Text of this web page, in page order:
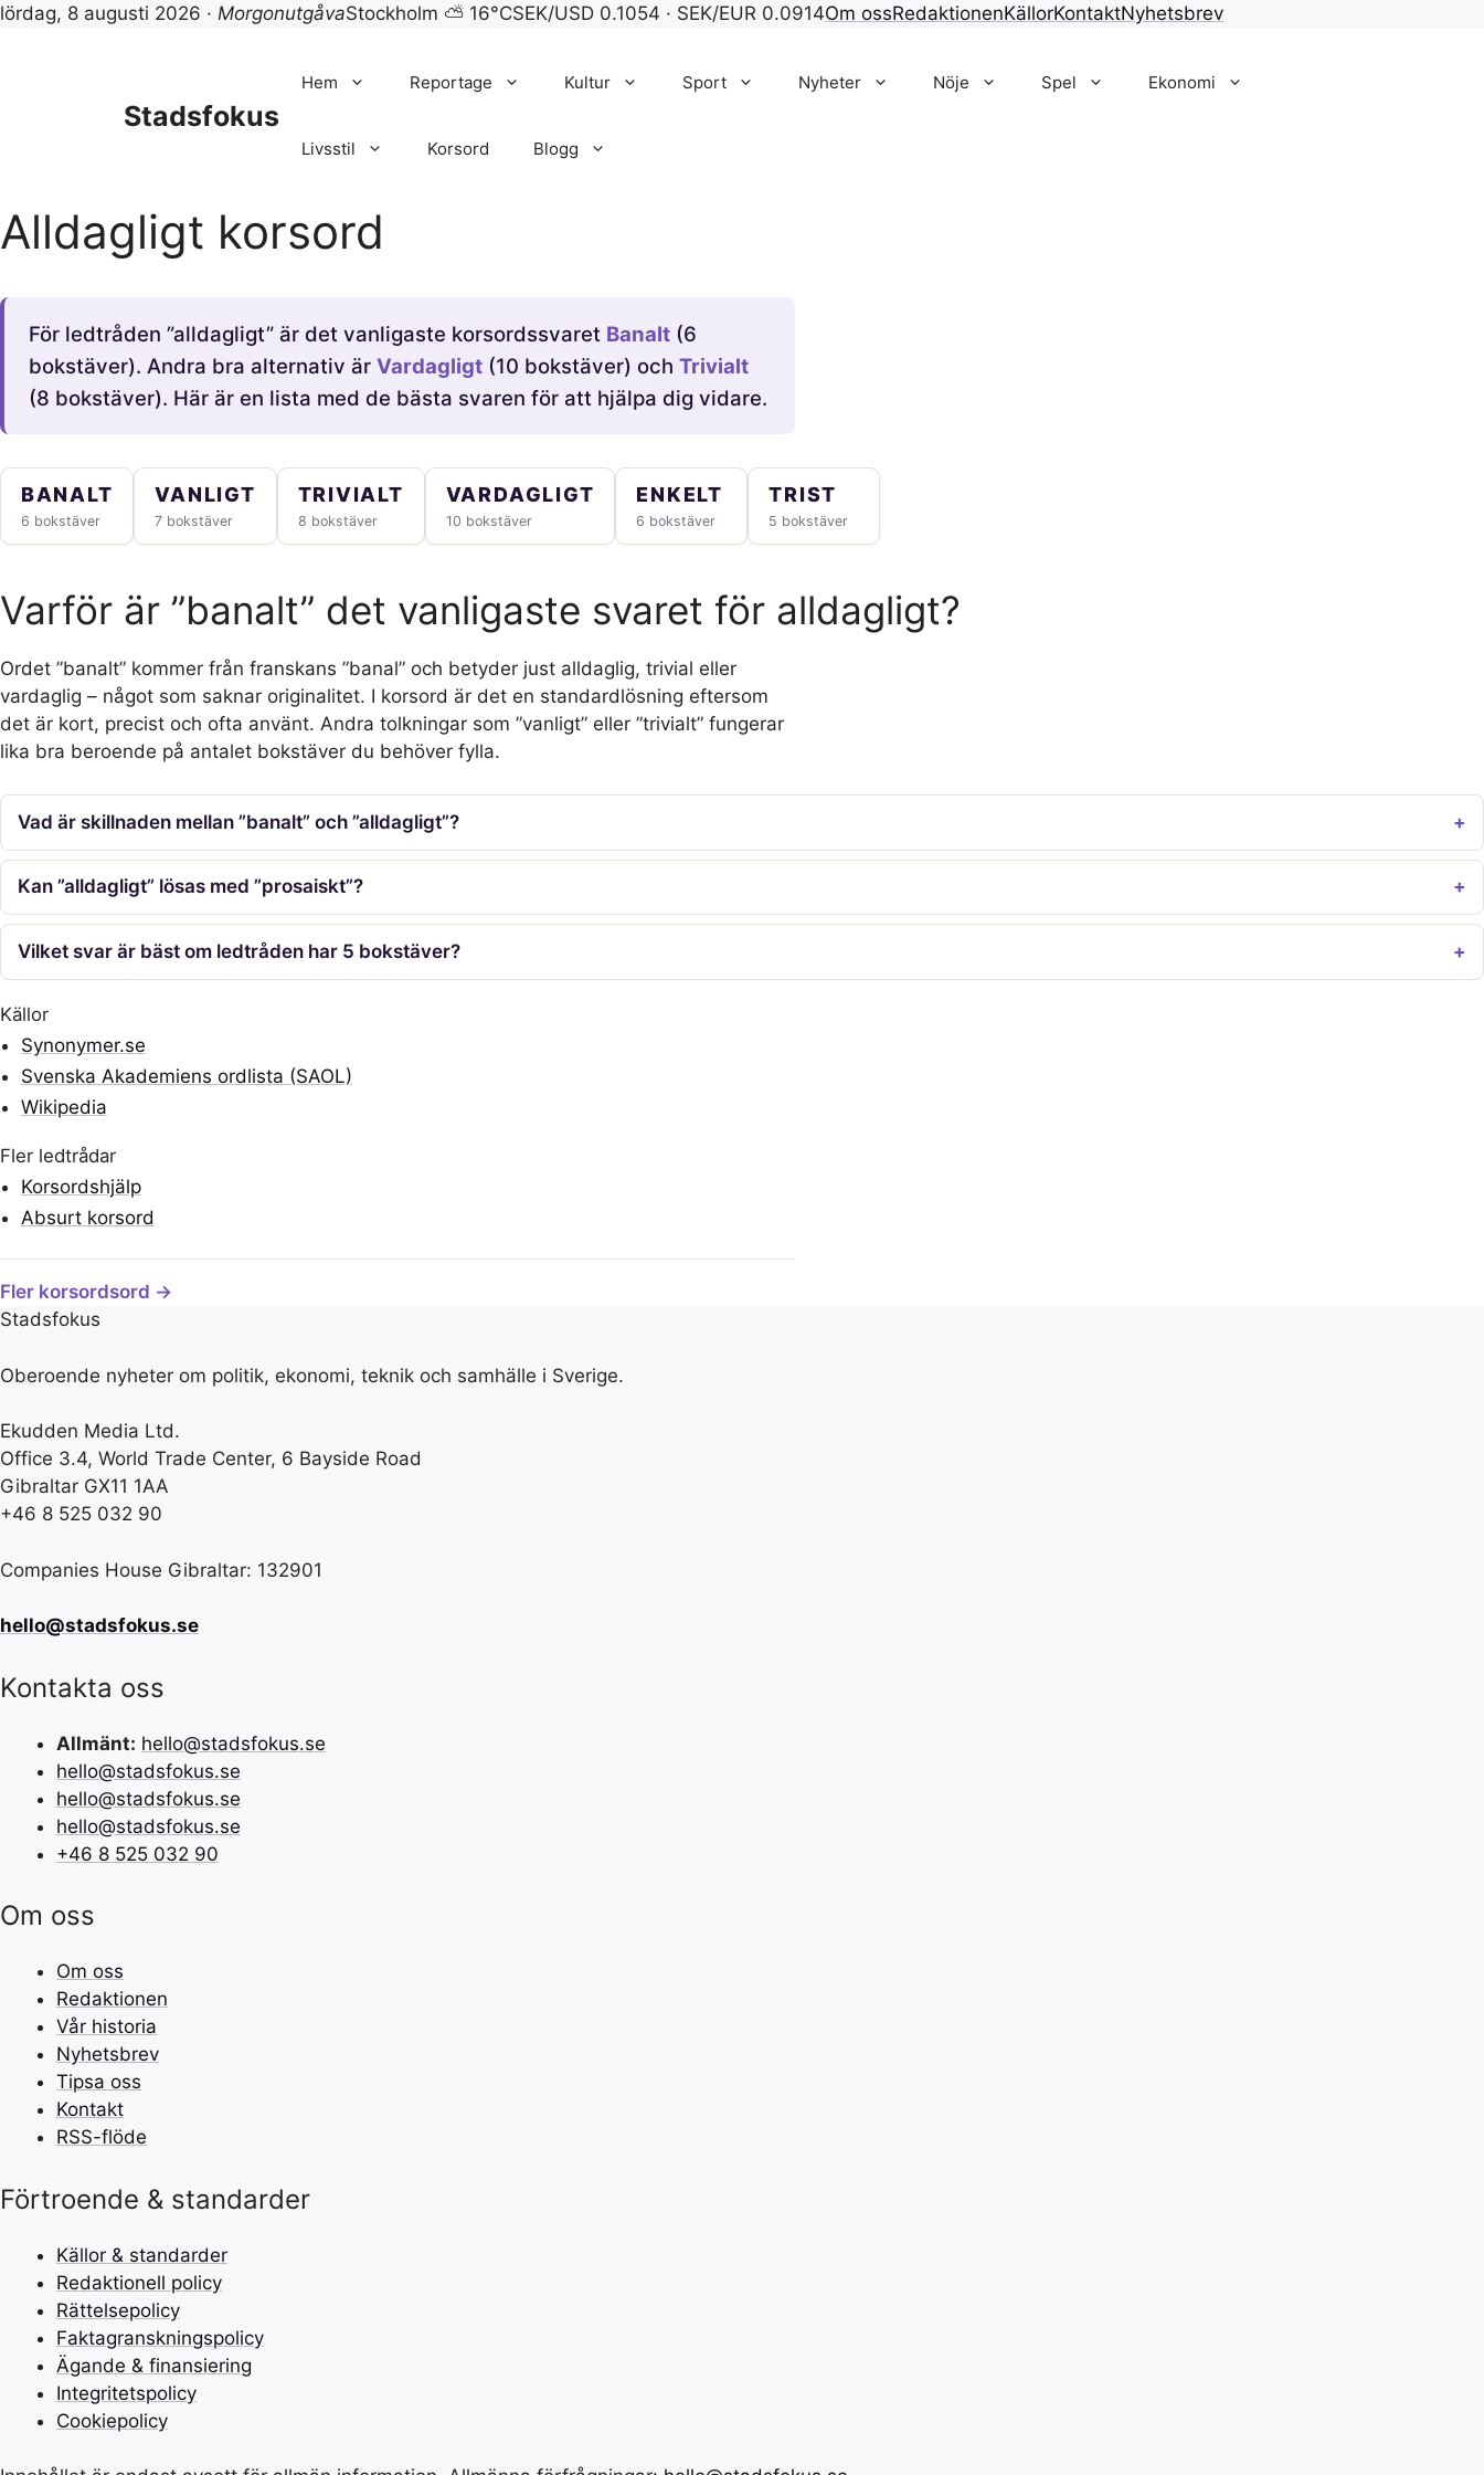
lördag, 8 augusti 2026 · MorgonutgåvaStockholm ⛅ 16°CSEK/USD 0.1054 · SEK/EUR 0.0914Om ossRedaktionenKällorKontaktNyhetsbrev
Stadsfokus
Hem Reportage Kultur Sport Nyheter Nöje Spel Ekonomi
Livsstil Korsord Blogg
Alldagligt korsord
För ledtråden ”alldagligt” är det vanligaste korsordssvaret Banalt (6
bokstäver). Andra bra alternativ ärVardagligt (10 bokstäver) ochTrivialt
(8 bokstäver). Här är en lista med de bästa svaren för att hjälpa dig vidare.
BANALT
6 bokstäver
VANLIGT
7 bokstäver
TRIVIALT
8 bokstäver
VARDAGLIGT
10 bokstäver
ENKELT
6 bokstäver
TRIST
5 bokstäver
Varför är ”banalt” det vanligaste svaret för alldagligt?
Ordet ”banalt” kommer från franskans ”banal” och betyder just alldaglig, trivial eller
vardaglig – något som saknar originalitet. I korsord är det en standardlösning eftersom
det är kort, precist och ofta använt. Andra tolkningar som ”vanligt” eller ”trivialt” fungerar
lika bra beroende på antalet bokstäver du behöver fylla.
Vad är skillnaden mellan ”banalt” och ”alldagligt”?
Kan ”alldagligt” lösas med ”prosaiskt”?
Vilket svar är bäst om ledtråden har 5 bokstäver?
Källor
Synonymer.se
Svenska Akademiens ordlista (SAOL)
Wikipedia
Fler ledtrådar
Korsordshjälp
Absurt korsord
Fler korsordsord →
Stadsfokus
Oberoende nyheter om politik, ekonomi, teknik och samhälle i Sverige.
Ekudden Media Ltd.
Office 3.4, World Trade Center, 6 Bayside Road
Gibraltar GX11 1AA
+46 8 525 032 90
Companies House Gibraltar: 132901
hello@stadsfokus.se
Kontakta oss
Allmänt: hello@stadsfokus.se
hello@stadsfokus.se
hello@stadsfokus.se
hello@stadsfokus.se
+46 8 525 032 90
Om oss
Om oss
Redaktionen
Vår historia
Nyhetsbrev
Tipsa oss
Kontakt
RSS-flöde
Förtroende & standarder
Källor & standarder
Redaktionell policy
Rättelsepolicy
Faktagranskningspolicy
Ägande & finansiering
Integritetspolicy
Cookiepolicy